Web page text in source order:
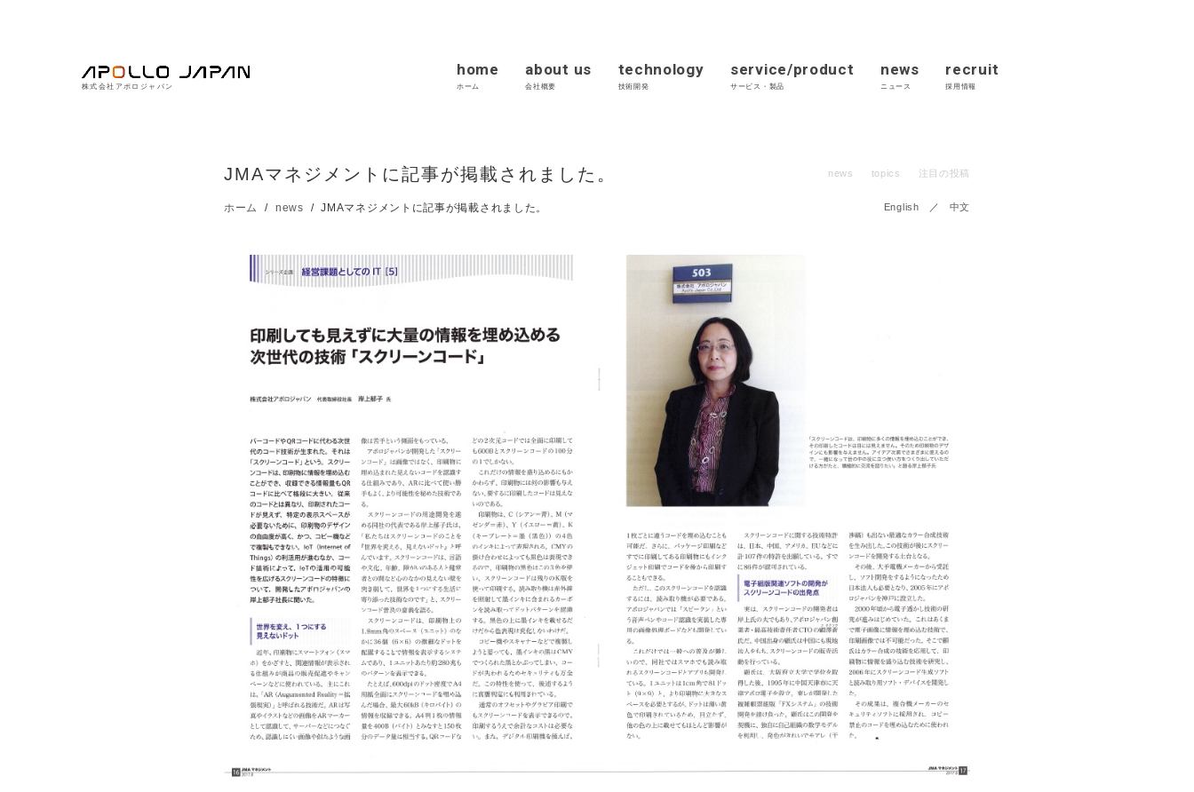
株式会社アポロジャパン
home
ホーム
about us
会社概要
technology
技術開発
service/product
サービス・製品
news
ニュース
recruit
採用情報
JMAマネジメントに記事が掲載されました。 news topics 注目の投稿
ホーム news JMAマネジメントに記事が掲載されました。 English ／ 中文